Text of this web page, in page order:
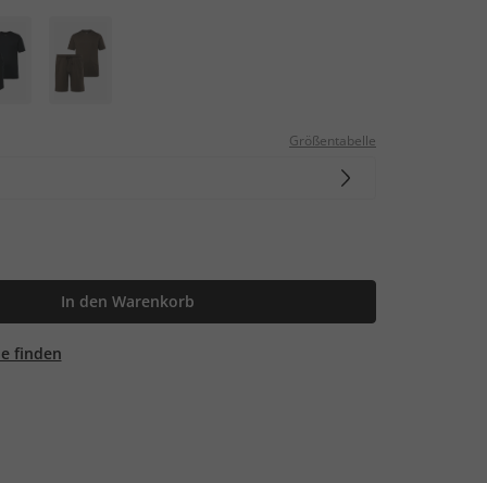
Größentabelle
In den Warenkorb
finden